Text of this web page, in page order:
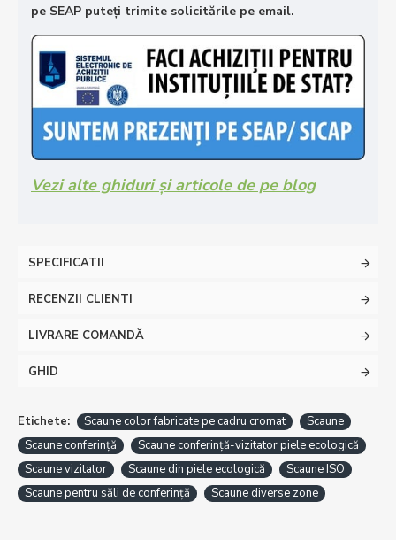
pe SEAP puteți trimite solicitările pe email.
Vezi alte ghiduri și articole de pe blog
SPECIFICATII
RECENZII CLIENTI
LIVRARE COMANDĂ
GHID
Etichete: Scaune color fabricate pe cadru cromat
Scaune
Scaune conferință
Scaune conferință-vizitator piele ecologică
Scaune vizitator
Scaune din piele ecologică
Scaune ISO
Scaune pentru săli de conferință
Scaune diverse zone